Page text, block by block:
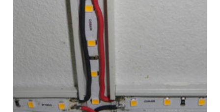
Motorisation et commande à
distance d’un fauteuil crapaud